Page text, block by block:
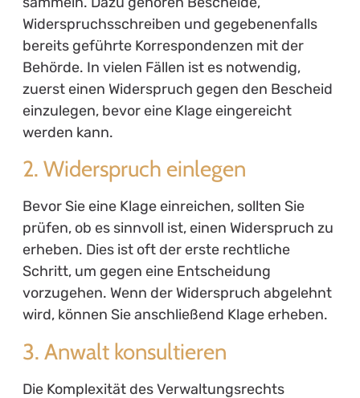
Widerspruchsschreiben und gegebenenfalls
bereits geführte Korrespondenzen mit der
Behörde. In vielen Fällen ist es notwendig,
zuerst einen Widerspruch gegen den Bescheid
einzulegen, bevor eine Klage eingereicht
werden kann.
2. Widerspruch einlegen
Bevor Sie eine Klage einreichen, sollten Sie
prüfen, ob es sinnvoll ist, einen Widerspruch zu
erheben. Dies ist oft der erste rechtliche
Schritt, um gegen eine Entscheidung
vorzugehen. Wenn der Widerspruch abgelehnt
wird, können Sie anschließend Klage erheben.
3. Anwalt konsultieren
Die Komplexität des Verwaltungsrechts